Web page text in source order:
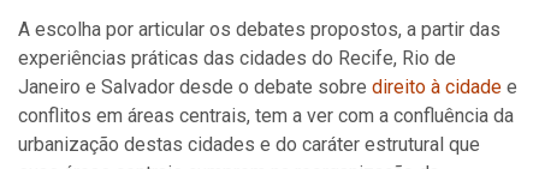
A escolha por articular os debates propostos, a partir das
experiências práticas das cidades do Recife, Rio de
Janeiro e Salvador desde o debate sobre direito à cidade e
conflitos em áreas centrais, tem a ver com a confluência da
urbanização destas cidades e do caráter estrutural que